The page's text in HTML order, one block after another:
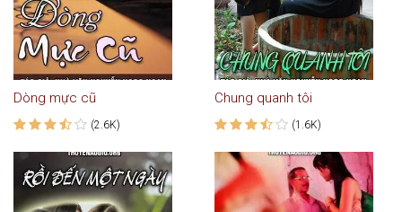
Dòng mực cũ
(2.6K)
Chung quanh tôi
(1.6K)